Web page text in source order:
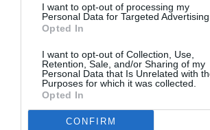
I want to opt-out of processing my
Personal Data for Targeted Advertising.
Opted In
I want to opt-out of Collection, Use,
Retention, Sale, and/or Sharing of my
Personal Data that Is Unrelated with
Purposes for which it was collected.
Opted In
CONFIRM
pentru femei); În sectorul agricol
(73,5% bărbați), cu un RMA de
(9.600,62 bărbați și 7.567,18 femei),
lucrătorii casnici sunt 538.768 (doar
cu un RMA de 8.963.82,90 euro
7.567,18 euro. euro pentru femei).